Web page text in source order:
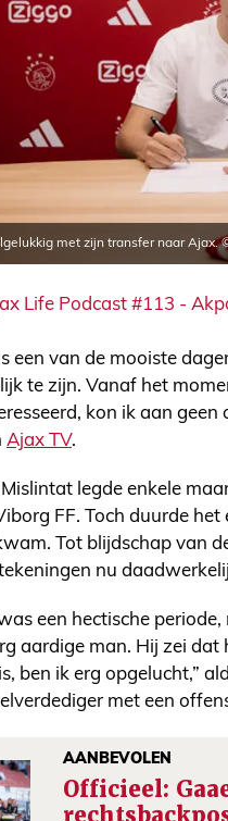
met zijn transfer naar Ajax.
Life Podcast #113 -
een van de mooiste
te zijn. Vanaf het
kon ik aan geen
Ajax TV.
legde enkele
FF. Toch duurde
Tot blijdschap van
nu
een hectische
aardige man. Hij zei
ben ik erg opgelucht,”
met een
AANBEVOLEN
Officieel: